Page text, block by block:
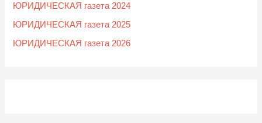
ЮРИДИЧЕСКАЯ газета 2024
ЮРИДИЧЕСКАЯ газета 2025
ЮРИДИЧЕСКАЯ газета 2026